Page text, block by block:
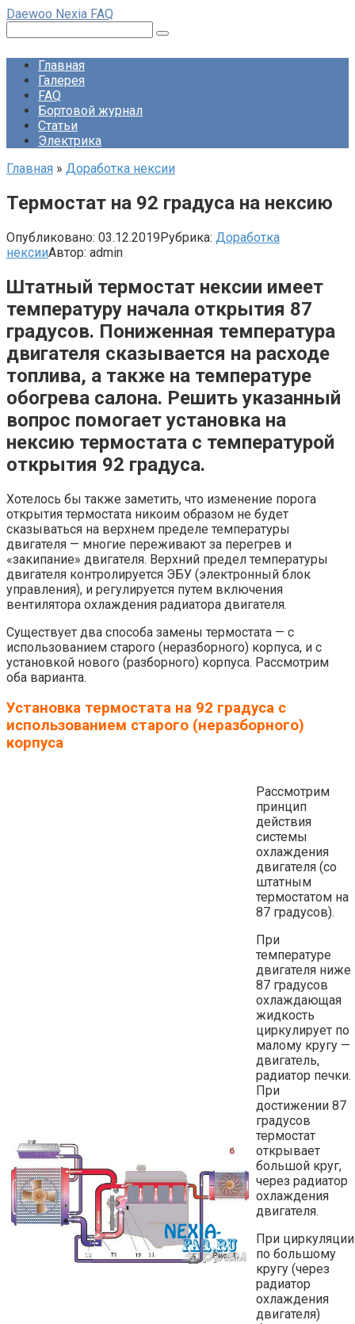
Перейти
контенту
Daewoo Nexia FAQ
Главная
Галерея
FAQ
Бортовой журнал
Статьи
Электрика
Главная » Доработка нексии
Термостат на 92 градуса на нексию
Опубликовано: 03.12.2019Рубрика: Доработка
нексииАвтор: admin
Штатный термостат нексии имеет
температуру начала открытия 87
градусов. Пониженная температура
двигателя сказывается на расходе
топлива, а также на температуре
обогрева салона. Решить указанный
вопрос помогает установка на
нексию термостата с температурой
открытия 92 градуса.
Хотелось бы также заметить, что изменение порога
открытия термостата никоим образом не будет
сказываться на верхнем пределе температуры
двигателя — многие переживают за перегрев и
«закипание» двигателя. Верхний предел температуры
двигателя контролируется ЭБУ (электронный блок
управления), и регулируется путем включения
вентилятора охлаждения радиатора двигателя.
Существует два способа замены термостата — с
использованием старого (неразборного) корпуса, и с
установкой нового (разборного) корпуса. Рассмотрим
оба варианта.
Установка термостата на 92 градуса с
использованием старого (неразборного)
корпуса
Рассмотрим
принцип
действия
системы
охлаждения
двигателя (со
штатным
термостатом на
87 градусов).
При
температуре
двигателя ниже
87 градусов
охлаждающая
жидкость
циркулирует по
малому кругу —
двигатель,
радиатор печки.
При
достижении 87
градусов
термостат
открывает
большой круг,
через радиатор
охлаждения
двигателя.
При циркуляции
по большому
кругу (через
радиатор
охлаждения
двигателя)